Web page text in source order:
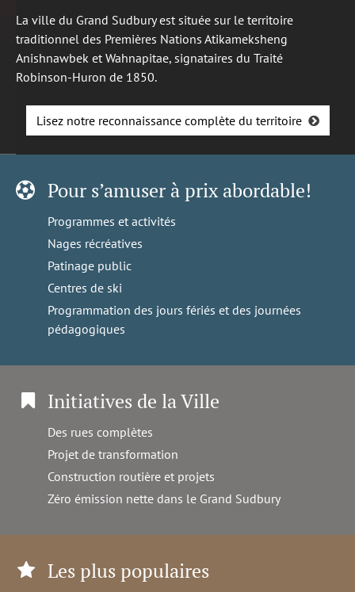
La ville du Grand Sudbury est située sur le territoire
traditionnel des Premières Nations Atikameksheng
Anishnawbek et Wahnapitae, signataires du Traité
Robinson-Huron de 1850.
Lisez notre reconnaissance complète du territoire
Pour s’amuser à prix abordable!
Programmes et activités
Nages récréatives
Patinage public
Centres de ski
Programmation des jours fériés et des journées
pédagogiques
Initiatives de la Ville
Des rues complètes
Projet de transformation
Construction routière et projets
Zéro émission nette dans le Grand Sudbury
Les plus populaires